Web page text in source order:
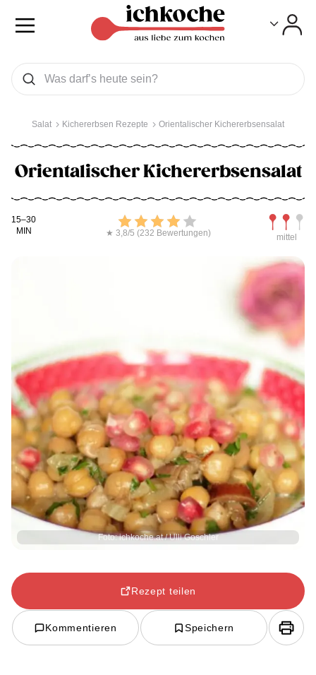
Was wollen Sie suchen
Suchen
Salat Kichererbsen Rezepte Orientalischer Kichererbsensalat
Orientalischer Kichererbsensalat
Kochdauer
15–30
MIN
Bewerten
★ 3,8/5 (232 Bewertungen) mittel
Foto: ichkoche.at / Ulli Goschler
Rezept teilen
Kommentieren Speichern